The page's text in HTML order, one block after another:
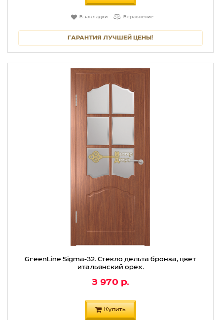
В закладки В сравнение
ГАРАНТИЯ ЛУЧШЕЙ ЦЕНЫ!
GreenLine Sigma-32. Стекло дельта бронза, цвет
итальянский орех.
3 970 р.
Купить